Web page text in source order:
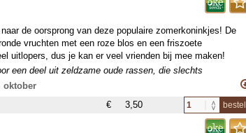
de oorsprong van deze populaire zomerkoninkjes! De
vruchten met een roze blos en een friszoete
uitlopers, dus je kan er veel vrienden bij mee maken!
een deel uit zeldzame oude rassen, die slechts
jaarlijks een nieuwe teelt door onze kweker opgepot,
april-mei kunnen we een deel van dit sortiment aanvullen.
oktober
€ 3,50 bestel